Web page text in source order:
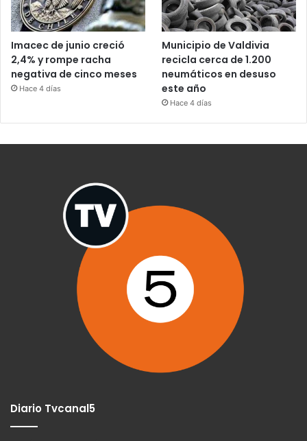
Imacec de junio creció
2,4% y rompe racha
negativa de cinco meses
Hace 4 días
Municipio de Valdivia
recicla cerca de 1.200
neumáticos en desuso
este año
Hace 4 días
Diario Tvcanal5